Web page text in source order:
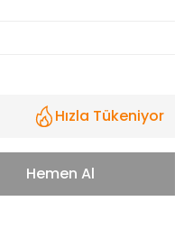
Hızla Tükeniyor
Hemen Al